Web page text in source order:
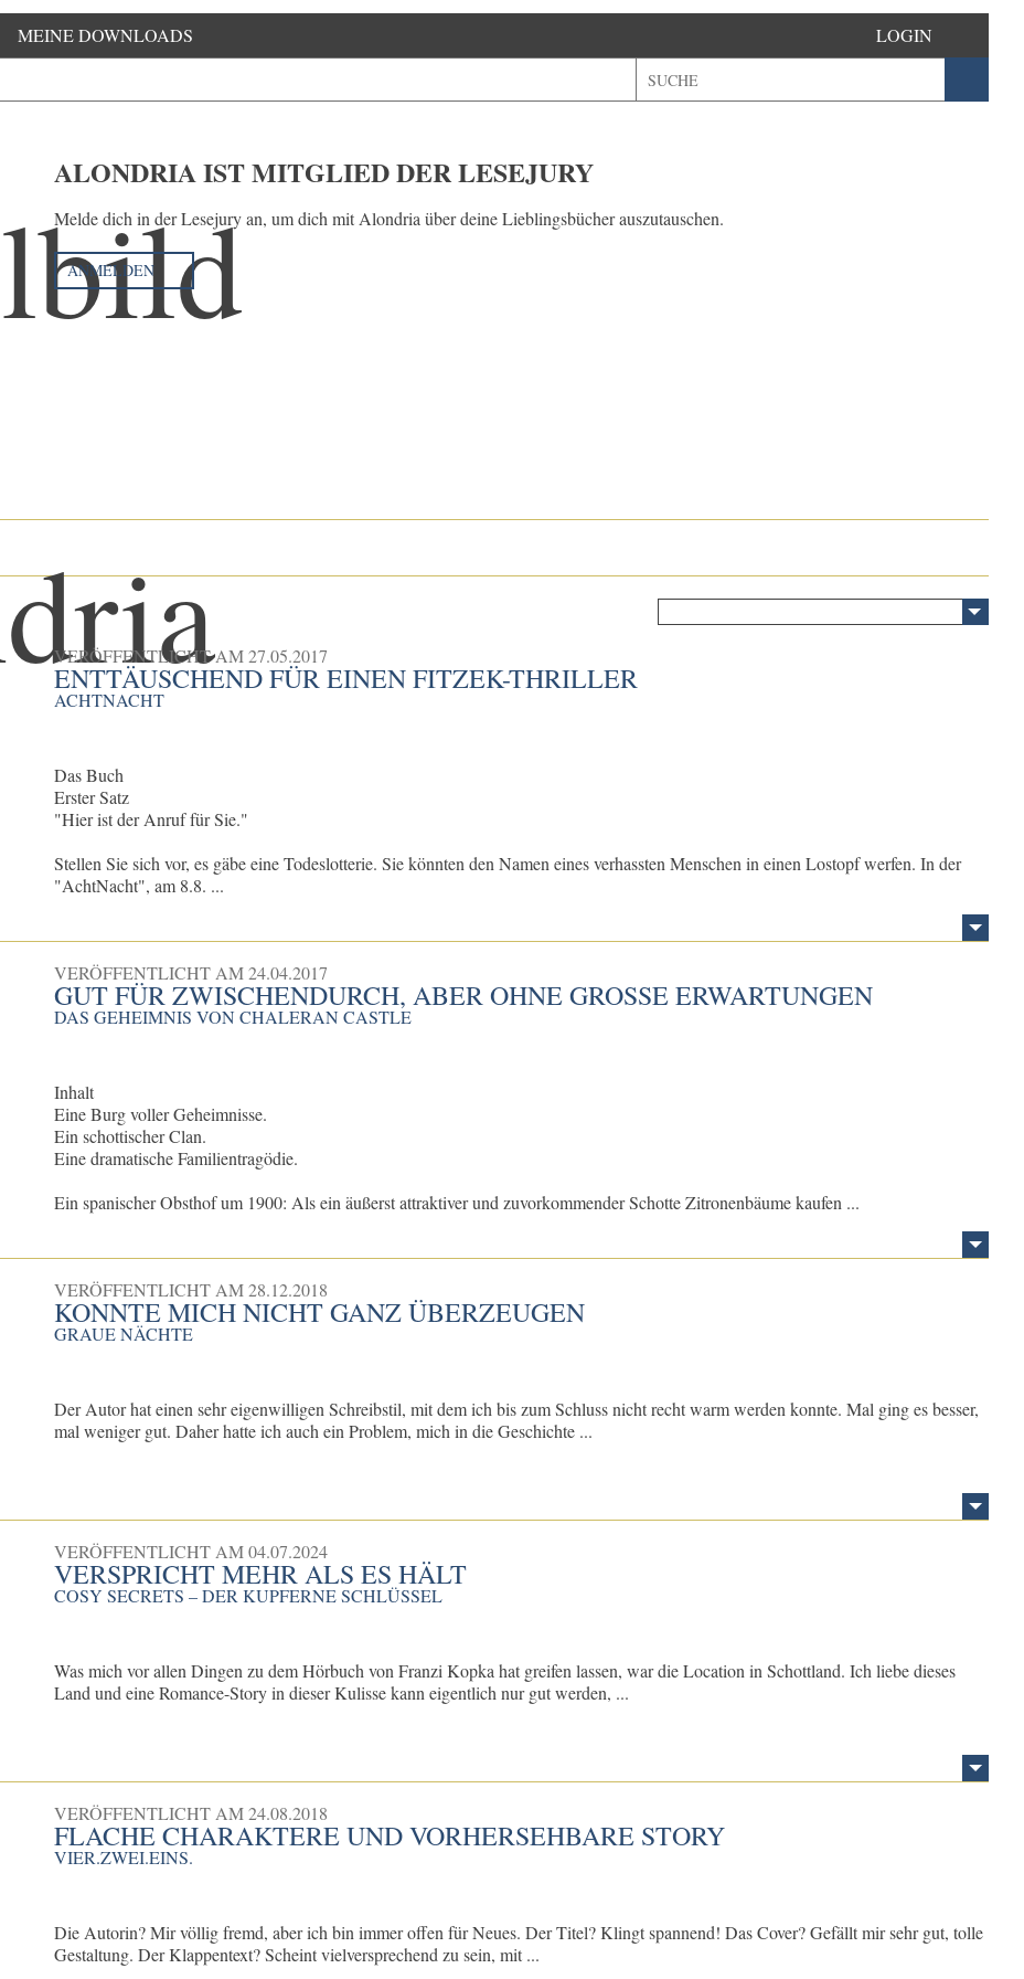
MEINE DOWNLOADS LOGIN
ALONDRIA IST MITGLIED DER LESEJURY
Melde dich in der Lesejury an, um dich mit Alondria über deine Lieblingsbücher auszutauschen.
ANMELDEN
VERÖFFENTLICHT AM27.05.2017
ENTTÄUSCHEND FÜR EINEN FITZEK-THRILLER
ACHTNACHT
Das Buch
Erster Satz
"Hier ist der Anruf für Sie."
Stellen Sie sich vor, es gäbe eine Todeslotterie. Sie könnten den Namen eines verhassten Menschen in einen Lostopf werfen. In der
"AchtNacht", am 8.8. ...
VERÖFFENTLICHT AM24.04.2017
GUT FÜR ZWISCHENDURCH, ABER OHNE GROSSE ERWARTUNGEN
DAS GEHEIMNIS VON CHALERAN CASTLE
Inhalt
Eine Burg voller Geheimnisse.
Ein schottischer Clan.
Eine dramatische Familientragödie.
Ein spanischer Obsthof um 1900: Als ein äußerst attraktiver und zuvorkommender Schotte Zitronenbäume kaufen ...
VERÖFFENTLICHT AM28.12.2018
KONNTE MICH NICHT GANZ ÜBERZEUGEN
GRAUE NÄCHTE
Der Autor hat einen sehr eigenwilligen Schreibstil, mit dem ich bis zum Schluss nicht recht warm werden konnte. Mal ging es besser,
mal weniger gut. Daher hatte ich auch ein Problem, mich in die Geschichte ...
VERÖFFENTLICHT AM04.07.2024
VERSPRICHT MEHR ALS ES HÄLT
COSY SECRETS – DER KUPFERNE SCHLÜSSEL
Was mich vor allen Dingen zu dem Hörbuch von Franzi Kopka hat greifen lassen, war die Location in Schottland. Ich liebe dieses
Land und eine Romance-Story in dieser Kulisse kann eigentlich nur gut werden, ...
VERÖFFENTLICHT AM24.08.2018
FLACHE CHARAKTERE UND VORHERSEHBARE STORY
VIER.ZWEI.EINS.
Die Autorin? Mir völlig fremd, aber ich bin immer offen für Neues. Der Titel? Klingt spannend! Das Cover? Gefällt mir sehr gut, tolle
Gestaltung. Der Klappentext? Scheint vielversprechend zu sein, mit ...